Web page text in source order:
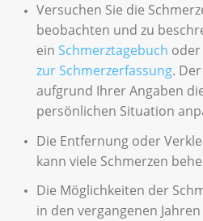
Versuchen Sie die
beobachten und zu
ein Schmerztagebuch
zur Schmerzerfassung.
aufgrund Ihrer Angaben
persönlichen Situation
Die Entfernung oder
kann viele Schmerzen
Die Möglichkeiten der
in den vergangenen